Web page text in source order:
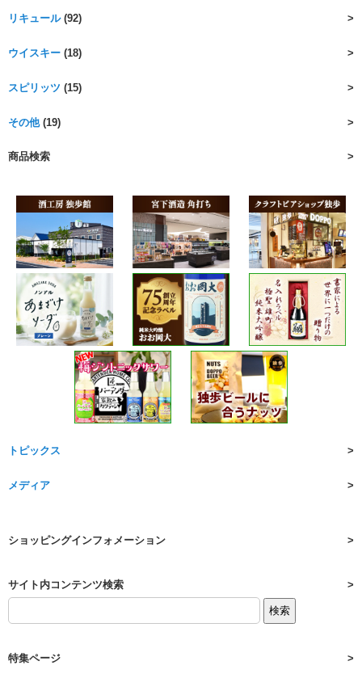
リキュール(92)
ウイスキー (18)
スピリッツ (15)
その他(19)
商品検索
トピックス
メディア
ショッピングインフォメーション
サイト内コンテンツ検索
特集ページ